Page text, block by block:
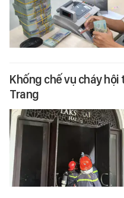
Khống chế vụ cháy
Trang